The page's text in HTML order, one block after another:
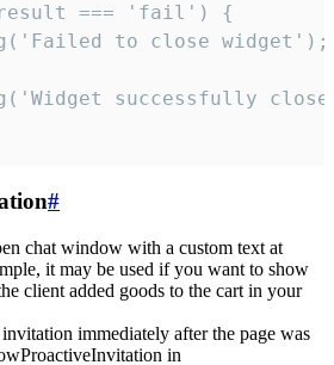
=== 'fail') {
to close widget');
successfully
#
chat window with a custom text at
it may be used if you want to show
client added goods to the cart in your
immediately after the page was
in